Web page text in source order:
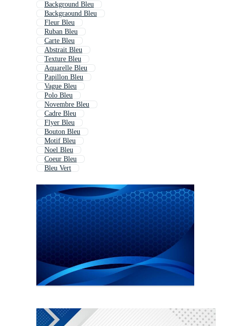
Background Bleu
Backgraound Bleu
Fleur Bleu
Ruban Bleu
Carte Bleu
Abstrait Bleu
Texture Bleu
Aquarelle Bleu
Papillon Bleu
Vague Bleu
Polo Bleu
Novembre Bleu
Cadre Bleu
Flyer Bleu
Bouton Bleu
Motif Bleu
Noel Bleu
Coeur Bleu
Bleu Vert